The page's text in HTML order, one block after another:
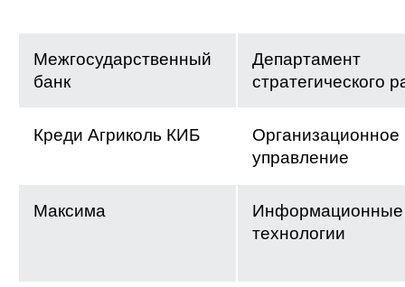
Межгосударственный
банк
Департамент
стратегического
Креди Агриколь КИБ
Организационное
управление
Максима
Информационные
технологии